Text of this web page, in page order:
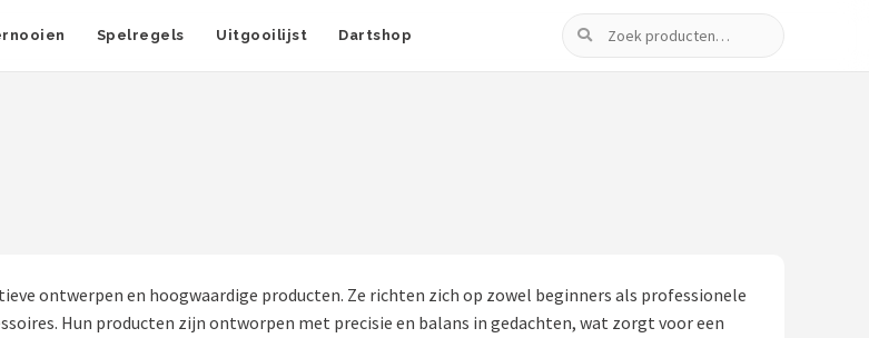
Spelregels Uitgooilijst Dartshop
Zoeken
ontwerpen en hoogwaardige producten. Ze richten zich op zowel beginners als professionele
Hun producten zijn ontworpen met precisie en balans in gedachten, wat zorgt voor een